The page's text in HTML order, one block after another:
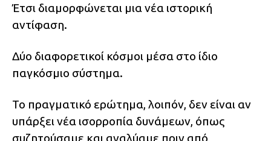
Έτσι διαμορφώνεται μια νέα ιστορική
αντίφαση.
Δύο διαφορετικοί κόσμοι μέσα στο ίδιο
παγκόσμιο σύστημα.
Το πραγματικό ερώτημα, λοιπόν, δεν είναι αν
υπάρξει νέα ισορροπία δυνάμεων, όπως
συζητούσαμε και αναλύαμε πριν από